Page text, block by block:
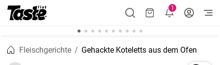
1
Fleischgerichte Gehackte Koteletts aus dem Ofen